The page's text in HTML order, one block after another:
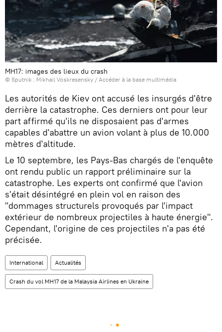
MH17: images des lieux du crash
© Sputnik . Mikhail Voskresensky / Accéder à la base multimédia
Les autorités de Kiev ont accusé les insurgés d'être
derrière la catastrophe. Ces derniers ont pour leur
part affirmé qu'ils ne disposaient pas d'armes
capables d'abattre un avion volant à plus de 10.000
mètres d'altitude.
Le 10 septembre, les Pays-Bas chargés de l'enquête
ont rendu public un rapport préliminaire sur la
catastrophe. Les experts ont confirmé que l'avion
s'était désintégré en plein vol en raison des
"dommages structurels provoqués par l'impact
extérieur de nombreux projectiles à haute énergie".
Cependant, l'origine de ces projectiles n'a pas été
précisée.
International Actualités
Crash du vol MH17 de la Malaysia Airlines en Ukraine